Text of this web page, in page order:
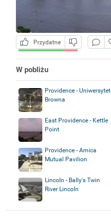
Przydatne
W pobliżu
Providence - Uniwersytet
Browna
East Providence - Kettle
Point
Providence - Amica
Mutual Pavilion
Lincoln - Bally's Twin
River Lincoln